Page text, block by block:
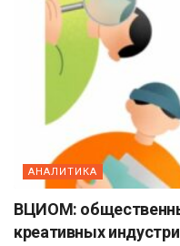
АНАЛИТИКА
ВЦИОМ:
креативных